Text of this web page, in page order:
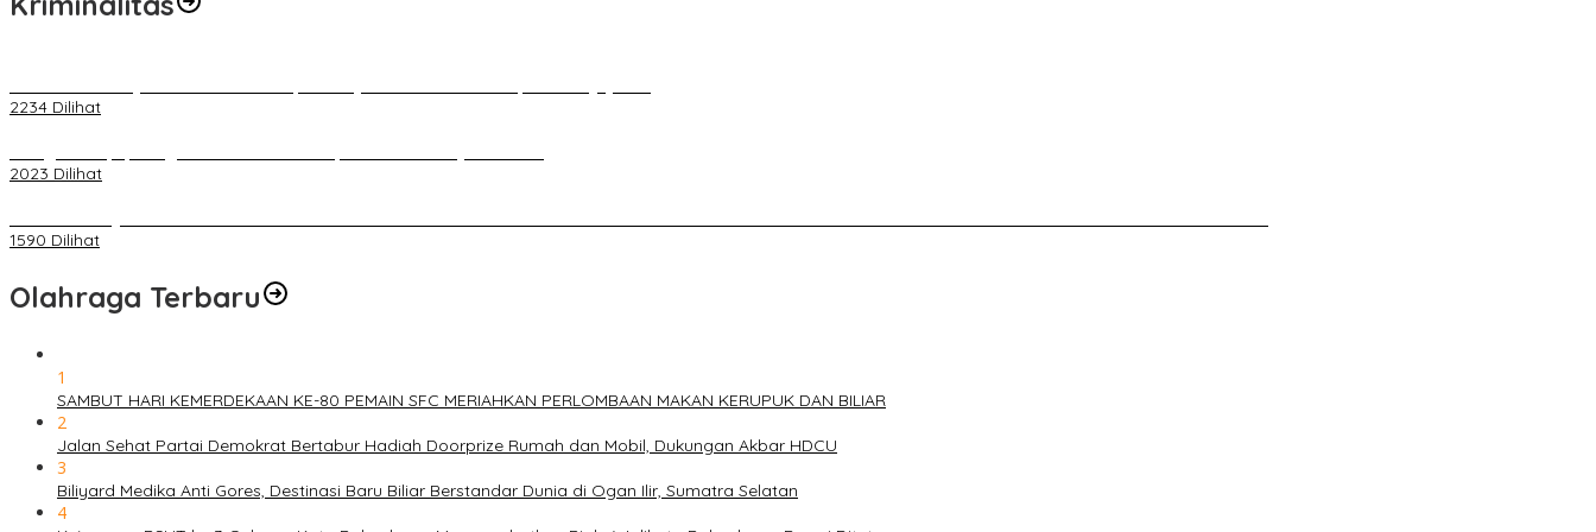
2234 Dilihat
2023 Dilihat
1590 Dilihat
Olahraga Terbaru
1
SAMBUT HARI KEMERDEKAAN KE-80 PEMAIN SFC MERIAHKAN PERLOMBAAN MAKAN KERUPUK DAN BILIAR
2
Jalan Sehat Partai Demokrat Bertabur Hadiah Doorprize Rumah dan Mobil, Dukungan Akbar HDCU
3
Biliyard Medika Anti Gores, Destinasi Baru Biliar Berstandar Dunia di Ogan Ilir, Sumatra Selatan
4